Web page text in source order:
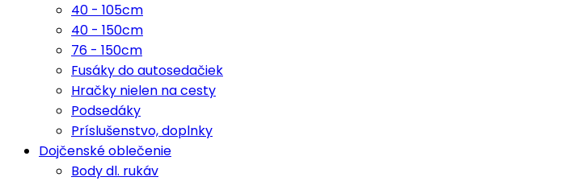
40 - 105cm
40 - 150cm
76 - 150cm
Fusáky do autosedačiek
Hračky nielen na cesty
Podsedáky
Príslušenstvo, doplnky
Dojčenské oblečenie
Body dl. rukáv